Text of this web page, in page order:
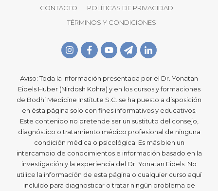
CONTACTO
POLÍTICAS DE PRIVACIDAD
TÉRMINOS Y CONDICIONES
Aviso: Toda la información presentada por el Dr. Yonatan
Eidels Huber (Nirdosh Kohra) y en los cursos y formaciones
de Bodhi Medicine Institute S.C. se ha puesto a disposición
en ésta página solo con fines informativos y educativos.
Este contenido no pretende ser un sustituto del consejo,
diagnóstico o tratamiento médico profesional de ninguna
condición médica o psicológica. Es más bien un
intercambio de conocimientos e información basado en la
investigación y la experiencia del Dr. Yonatan Eidels. No
utilice la información de esta página o cualquier curso aquí
incluído para diagnosticar o tratar ningún problema de